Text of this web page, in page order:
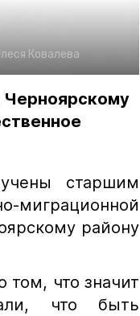
Ковалева
старшим
миграционной
району
том, что значит
что быть